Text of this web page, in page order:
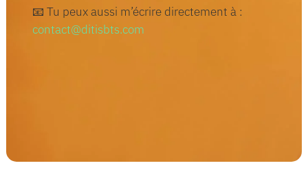
📧 Tu peux aussi m’écrire directement à :
contact@ditisbts.com